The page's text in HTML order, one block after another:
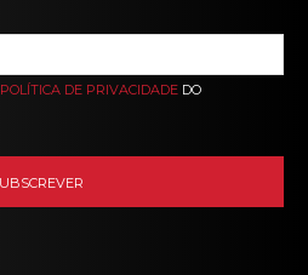
POLÍTICA DE PRIVACIDADE DO